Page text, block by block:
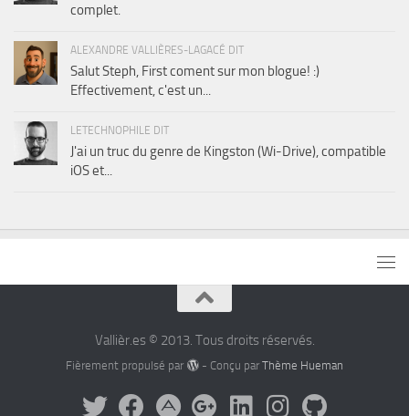
complet.
ALEXANDRE VALLIÈRES-LAGACÉ DIT
Salut Steph, First coment sur mon blogue! :)
Effectivement, c'est un...
LETECHNOPHILE DIT
J'ai un truc du genre de Kingston (Wi-Drive), compatible
iOS et...
Vallièr.es © 2013. Tous droits réservés.
Fièrement propulsé par - Conçu par Thème Hueman